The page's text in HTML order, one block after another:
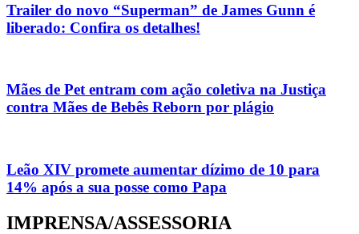
Trailer do novo “Superman” de James Gunn é
liberado: Confira os detalhes!
Mães de Pet entram com ação coletiva na Justiça
contra Mães de Bebês Reborn por plágio
Leão XIV promete aumentar dízimo de 10 para
14% após a sua posse como Papa
IMPRENSA/ASSESSORIA